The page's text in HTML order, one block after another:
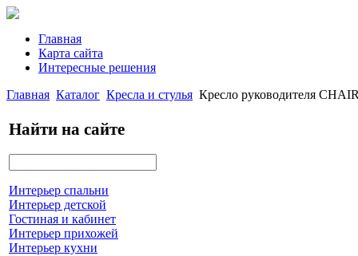
Главная
Карта сайта
Интересные решения
Главная Каталог Кресла и стулья Кресло руководителя
Найти на сайте
Интерьер спальни
Интерьер детской
Гостиная и кабинет
Интерьер прихожей
Интерьер кухни